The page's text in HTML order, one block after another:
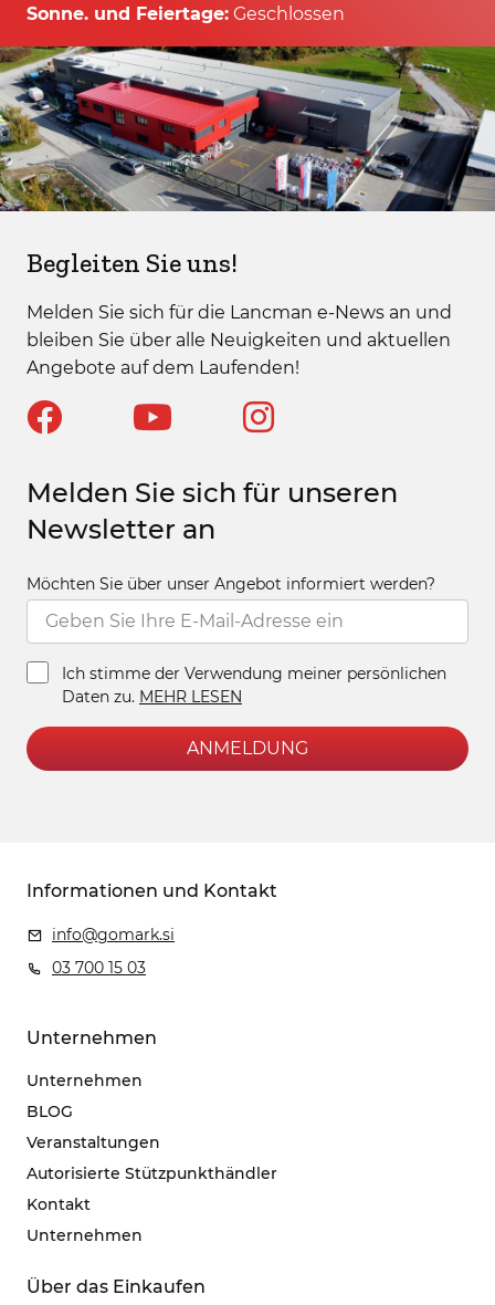
Sonne. und Feiertage: Geschlossen
Begleiten Sie uns!
Melden Sie sich für die Lancman e-News an und
bleiben Sie über alle Neuigkeiten und aktuellen
Angebote auf dem Laufenden!
Melden Sie sich für unseren
Newsletter an
Möchten Sie über unser Angebot informiert werden?
Ich stimme der Verwendung meiner persönlichen
Daten zu. MEHR LESEN
ANMELDUNG
Informationen und Kontakt
info@gomark.si
03 700 15 03
Unternehmen
Unternehmen
BLOG
Veranstaltungen
Autorisierte Stützpunkthändler
Kontakt
Unternehmen
Über das Einkaufen